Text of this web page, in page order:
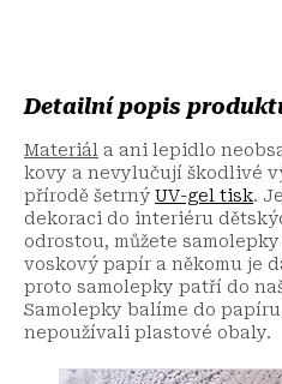
Detailní popis
Materiál a ani lepidlo
kovy a nevylučují škodlivé
přírodě šetrný UV-gel tisk.
dekoraci do interiéru
odrostou, můžete
voskový papír a někomu je
proto samolepky patří do
Samolepky balíme do
nepoužívali plastové obaly.